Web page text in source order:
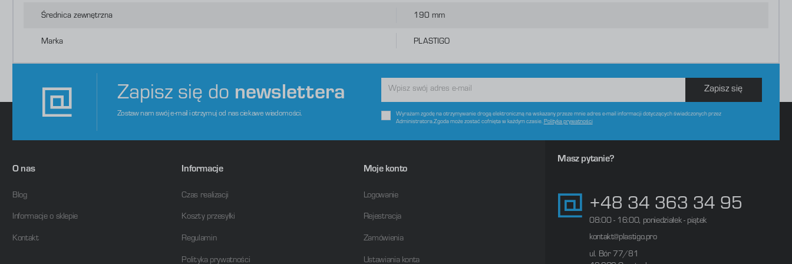
Średnica zewnętrzna 190 mm
Marka PLASTIGO
Zapisz się do newslettera
Zostaw nam swój e-mail i otrzymuj od nas ciekawe wiadomości.
Zapisz się
Wyrażam zgodę na otrzymywanie drogą elektroniczną na wskazany przeze mnie adres e-mail informacji dotyczących świadczonych przez
Administratora.Zgoda może zostać cofnięta w każdym czasie. Polityka prywatności
O nas
Blog
Informacje o sklepie
Kontakt
Informacje
Czas realizacji
Koszty przesyłki
Regulamin
Polityka prywatności
Moje konto
Logowanie
Rejestracja
Zamówienia
Ustawiania konta
Masz pytanie?
+48 34 363 34 95
08:00 - 16:00, poniedziałek - piątek
kontakt@plastigo.pro
ul. Bór 77/81
oraz Twoich zwyczajów dotyczących przeglądanej witryny internetowej. Treści promocyjne mogą pojawić się na
stronach podmiotów trzecich lub firm będących naszymi partnerami oraz innych dostawców usług. Firmy te